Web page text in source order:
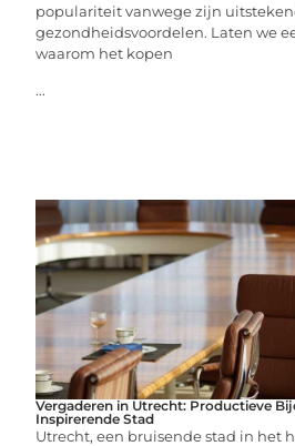
populariteit vanwege zijn
gezondheidsvoordelen. Laten we
waarom het kopen
...
Vergaderen in Utrecht: Productieve
Inspirerende Stad
Utrecht, een bruisende stad in het